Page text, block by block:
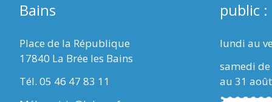
Bains
Place de la République
17840 La Brée les Bains
Tél. 05 46 47 83 11
public :
lundi au
samedi
au 31